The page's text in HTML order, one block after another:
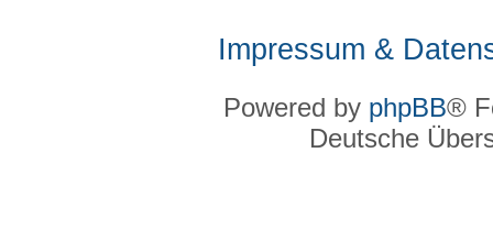
Impressum &
Powered by phpBB®
Deutsche